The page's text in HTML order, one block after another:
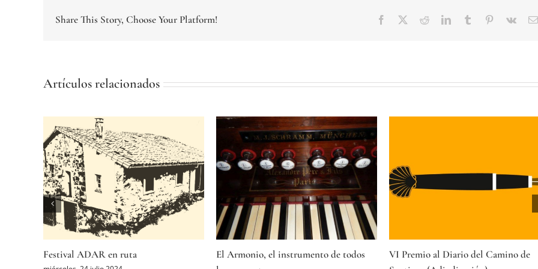
Share This Story, Choose Your Platform! Facebook
TwitterRedditLinkedInTumblr Pinterest
Vk
Artículos relacionados
VI Premio al Diario del Camino de
El oro antiguo en el noroeste de la
Danzando con dos pianos